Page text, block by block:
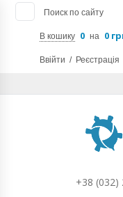
Поиск по сайту
В кошику 0 на 0
Ввійти / Реєстрація
+38 (032)